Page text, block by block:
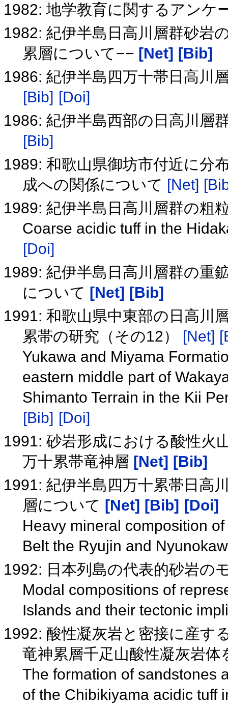
1982: 地学教育に関するアンケ
1982: 紀伊半島日高川層群砂岩
累層について−− [Net] [Bib]
1986: 紀伊半島四万十帯日高川
[Bib] [Doi]
1986: 紀伊半島西部の日高川層
[Bib]
1989: 和歌山県御坊市付近に分
成への関係について [Net]
1989: 紀伊半島日高川層群の粗
Coarse acidic tuff in the
[Doi]
1989: 紀伊半島日高川層群の重
について [Net] [Bib]
1991: 和歌山県中東部の日高川
累帯の研究（その12） [Net]
Yukawa and Miyama
eastern middle part of
Shimanto Terrain in the Kii
[Bib] [Doi]
1991: 砂岩形成における酸性火
万十累帯竜神層 [Net] [Bib]
1991: 紀伊半島四万十累帯日高
層について [Net] [Bib]
[Doi]
Heavy mineral composition
Belt the Ryujin and
1992: 日本列島の代表的砂岩の
Modal compositions of
Islands and their tectonic
1992: 酸性凝灰岩と密接に産す
竜神累層千疋山酸性凝灰岩
The formation of sandstones
of the Chibikiyama acidic tuff